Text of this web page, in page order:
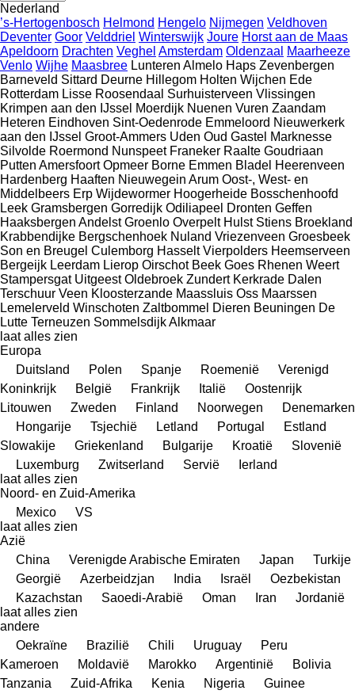
Nederland
’s-Hertogenbosch Helmond Hengelo Nijmegen Veldhoven
Deventer Goor Velddriel Winterswijk Joure Horst aan de Maas
Apeldoorn Drachten Veghel Amsterdam Oldenzaal
Maarheeze
Venlo Wijhe Maasbree Lunteren Almelo Haps Zevenbergen
Barneveld Sittard Deurne Hillegom Holten Wijchen Ede
Rotterdam Lisse Roosendaal Surhuisterveen Vlissingen
Krimpen aan den IJssel Moerdijk Nuenen Vuren Zaandam
Heteren Eindhoven Sint-Oedenrode Emmeloord Nieuwerkerk
aan den IJssel Groot-Ammers Uden Oud Gastel Marknesse
Silvolde Roermond Nunspeet Franeker Raalte Goudriaan
Putten Amersfoort Opmeer Borne Emmen Bladel Heerenveen
Hardenberg Haaften Nieuwegein Arum Oost-, West- en
Middelbeers Erp Wijdewormer Hoogerheide Bosschenhoofd
Leek Gramsbergen Gorredijk Odiliapeel Dronten Geffen
Haaksbergen Andelst Groenlo Overpelt Hulst Stiens Broekland
Krabbendijke Bergschenhoek Nuland Vriezenveen Groesbeek
Son en Breugel Culemborg Hasselt Vierpolders Heemserveen
Bergeijk Leerdam Lierop Oirschot Beek Goes Rhenen Weert
Stampersgat Uitgeest Oldebroek Zundert Kerkrade Dalen
Terschuur Veen Kloosterzande Maassluis Oss Maarssen
Lemelerveld Winschoten Zaltbommel Dieren Beuningen De
Lutte Terneuzen SommelsdijkAlkmaar
laat alles zien
Europa
Duitsland
Polen Spanje Roemenië
Verenigd
Koninkrijk
België Frankrijk Italië
Oostenrijk
Litouwen
Zweden Finland Noorwegen
Denemarken
Hongarije
Tsjechië Letland Portugal
Estland
Slowakije
Griekenland Bulgarije Kroatië
Slovenië
Luxemburg
Zwitserland Servië
Ierland
laat alles zien
Noord- en Zuid-Amerika
Mexico
VS
laat alles zien
Azië
China
Verenigde Arabische Emiraten Japan
Turkije
Georgië
Azerbeidzjan India Israël
Oezbekistan
Kazachstan
Saoedi-Arabië Oman Iran
Jordanië
laat alles zien
andere
Oekraïne
Brazilië Chili Uruguay
Peru
Kameroen
Moldavië Marokko Argentinië
Bolivia
Tanzania
Zuid-Afrika Kenia Nigeria
Guinee